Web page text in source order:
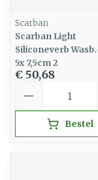
Scarban
Scarban Light
Siliconeverb
5x 7,5cm 2
€ 50,68
Bestel